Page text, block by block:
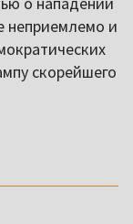
неприемлемо и
скорейшего